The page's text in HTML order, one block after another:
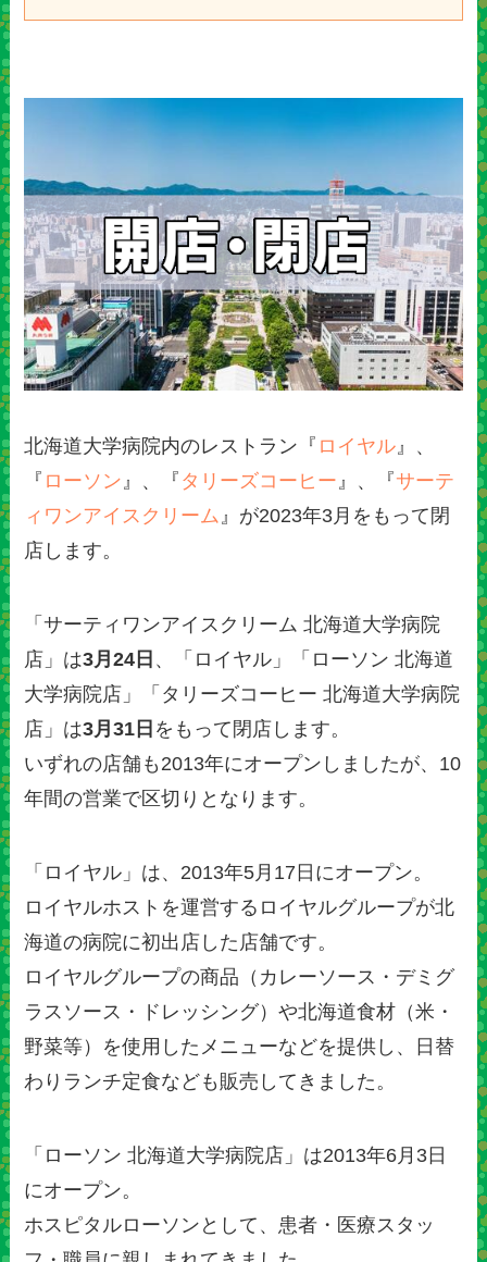
北海道大学病院内のレストラン『 ロイヤル』、
『 ローソン』、『 タリーズコーヒー』、『サーテ
ィワンアイスクリーム』が2023年3月をもって閉
店します。
「サーティワンアイスクリーム 北海道大学病院
店」は3月24日 、「ロイヤル」「ローソン 北海道
大学病院店」「タリーズコーヒー 北海道大学病院
店」は3月31日 をもって閉店します。
いずれの店舗も2013年にオープンしましたが、10
年間の営業で区切りとなります。
「ロイヤル」 は、2013年5月17日にオープン。
ロイヤルホストを運営するロイヤルグループが北
海道の病院に初出店した店舗です。
ロイヤルグループの商品（カレーソース・デミグ
ラスソース・ドレッシング）や北海道食材（米・
野菜等）を使用したメニューなどを提供し、日替
わりランチ定食なども販売してきました。
「ローソン 北海道大学病院店」 は2013年6月3日
にオープン。
ホスピタルローソンとして、患者・医療スタッ